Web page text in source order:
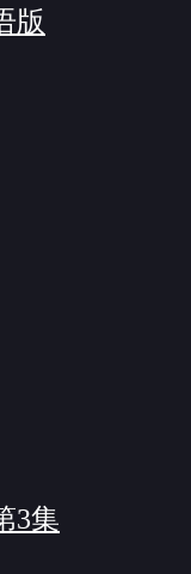
版
3集